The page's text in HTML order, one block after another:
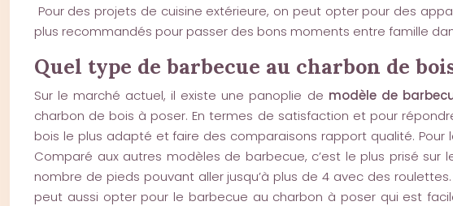
Pour des projets de cuisine extérieure, on peut opter pour des
plus recommandés pour passer des bons moments entre famille
Quel type de barbecue au charbon de
Sur le marché actuel, il existe une panoplie de modèle de
charbon de bois à poser. En termes de satisfaction et pour
bois le plus adapté et faire des comparaisons rapport qualité.
Comparé aux autres modèles de barbecue, c’est le plus prisé
nombre de pieds pouvant aller jusqu’à plus de 4 avec des
peut aussi opter pour le barbecue au charbon à poser qui est